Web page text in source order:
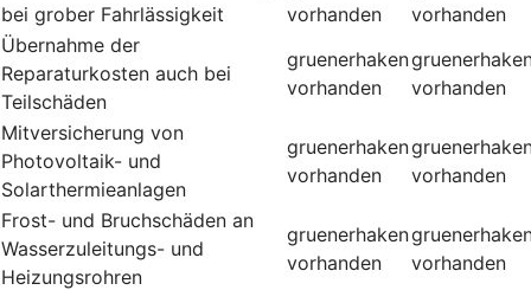
bei grober Fahrlässigkeit
vorhanden
vorhanden
Übernahme der
Reparaturkosten auch bei
Teilschäden
gruenerhaken
vorhanden
vorhanden
Mitversicherung von
Photovoltaik- und
Solarthermieanlagen
gruenerhaken
vorhanden
vorhanden
Frost- und Bruchschäden an
Wasserzuleitungs- und
Heizungsrohren
gruenerhaken
vorhanden
vorhanden